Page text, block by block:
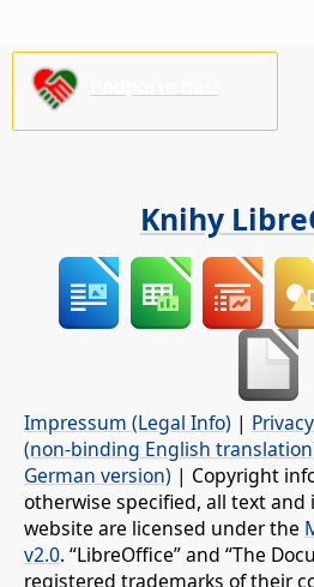
Knihy
Impressum (Legal Info) |
(non-binding English
German version) | Copyright
otherwise specified, all text and
website are licensed under the
v2.0. “LibreOffice” and “The
registered trademarks of their